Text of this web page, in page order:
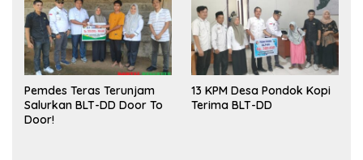
Pemdes Teras Terunjam
Salurkan BLT-DD Door To
Door!
13 KPM Desa Pondok Kopi
Terima BLT-DD